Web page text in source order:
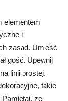
elementem
i
zasad. Umieść
gość. Upewnij
linii prostej.
takie
że